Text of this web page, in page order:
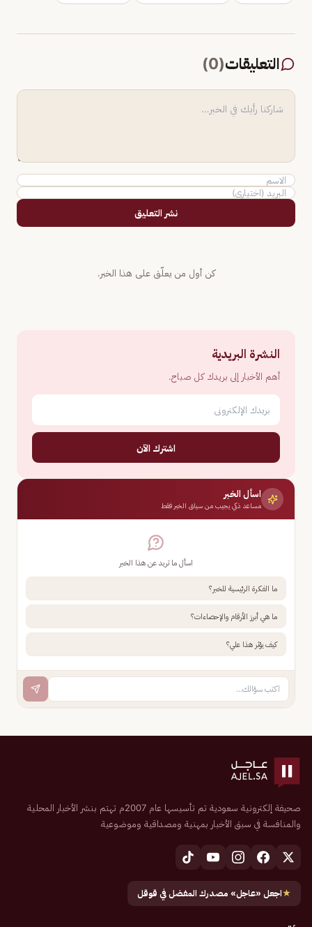
التعليقات(
0
)
نشر التعليق
كن أول من يعلّق على هذا الخبر.
النشرة البريدية
أهم الأخبار إلى بريدك كل صباح.
اشترك الآن
اسأل الخبر
مساعد ذكي يجيب من سياق الخبر فقط
اسأل ما تريد عن هذا الخبر
ما الفكرة الرئيسية للخبر؟
ما هي أبرز الأرقام والإحصاءات؟
كيف يؤثر هذا علي؟
صحيفة إلكترونية سعودية تم تأسيسها عام 2007م تهتم بنشر الأخبار المحلية
والمنافسة في سبق الأخبار بمهنية ومصداقية وموضوعية
★اجعل «عاجل» مصدرك المفضل في قوقل